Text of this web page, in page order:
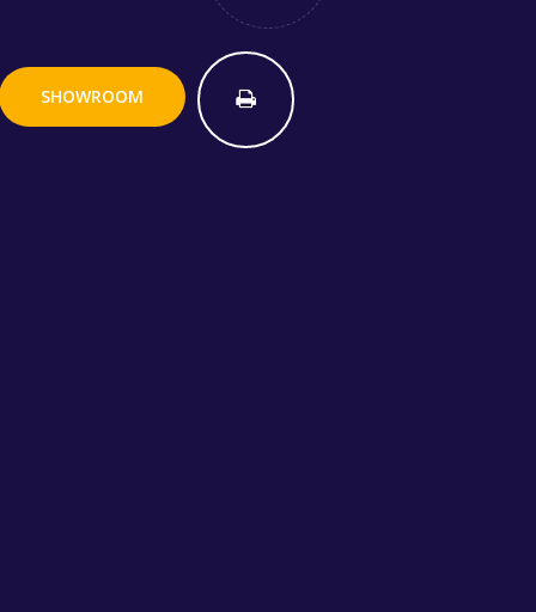
SHOWROOM